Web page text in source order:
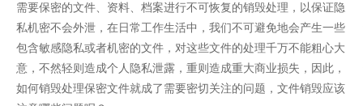
需要保密的文件、资料、档案进行不可恢复的销毁处理，以保证隐
私机密不会外泄，在日常工作生活中，我们不可避免地会产生一些
包含敏感隐私或者机密的文件，对这些文件的处理千万不能粗心大
意，不然轻则造成个人隐私泄露，重则造成重大商业损失，因此，
如何销毁处理保密文件就成了需要密切关注的问题，文件销毁应该